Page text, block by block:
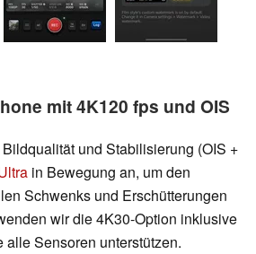
mit 4K120 fps und OIS
und Stabilisierung (OIS +
in Bewegung an, um den
Schwenks und Erschütterungen
wir die 4K30-Option inklusive
Sensoren unterstützen.